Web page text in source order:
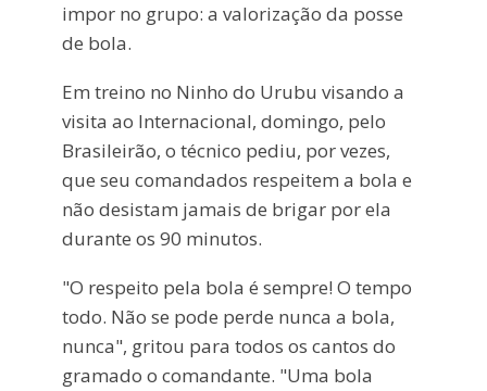
impor no grupo: a valorização da posse
de bola.
Em treino no Ninho do Urubu visando a
visita ao Internacional, domingo, pelo
Brasileirão, o técnico pediu, por vezes,
que seu comandados respeitem a bola e
não desistam jamais de brigar por ela
durante os 90 minutos.
"O respeito pela bola é sempre! O tempo
todo. Não se pode perde nunca a bola,
nunca", gritou para todos os cantos do
gramado o comandante. "Uma bola